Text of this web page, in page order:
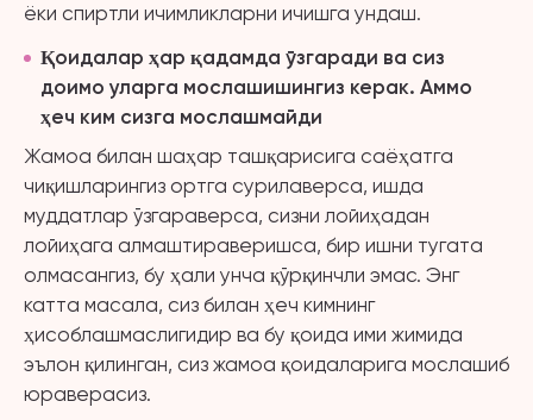
ёки спиртли ичимликларни ичишга ундаш.
Қоидалар ҳар қадамда ўзгаради ва сиз
доимо уларга мослашишингиз керак. Аммо
ҳеч ким сизга мослашмайди
Жамоа билан шаҳар ташқарисига саёҳатга
чиқишларингиз ортга сурилаверса, ишда
муддатлар ўзгараверса, сизни лойиҳадан
лойиҳага алмаштираверишса, бир ишни тугата
олмасангиз, бу ҳали унча қўрқинчли эмас. Энг
катта масала, сиз билан ҳеч кимнинг
ҳисоблашмаслигидир ва бу қоида ими жимида
эълон қилинган, сиз жамоа қоидаларига мослашиб
юраверасиз.